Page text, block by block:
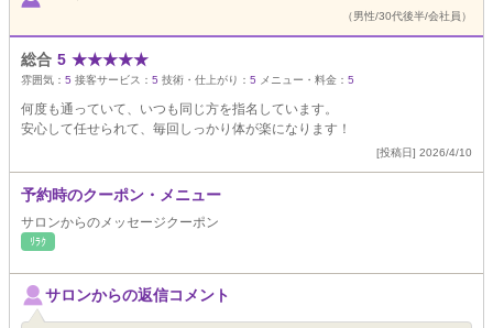
（男性/30代後半/会社員）
総合 5 ★★★★★
雰囲気： 5 接客サービス： 5 技術・仕上がり： 5 メニュー・料金： 5
何度も通っていて、いつも同じ方を指名しています。
安心して任せられて、毎回しっかり体が楽になります！
[投稿日] 2026/4/10
予約時のクーポン・メニュー
サロンからのメッセージクーポン
ﾘﾗｸ
サロンからの返信コメント